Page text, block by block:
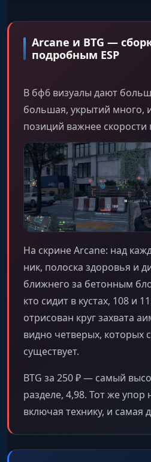
Arcane и BTG —
подробным ESP
В бф6 визуалы дают
большая, укрытий много,
позиций важнее скорости
На скрине Arcane: над
ник, полоска здоровья и
ближнего за бетонным
кто сидит в кустах, 108 и
отрисован круг захвата
видно четверых, которых
существует.
BTG за 250 ₽ — самый
разделе, 4,98. Тот же
включая технику, и самая